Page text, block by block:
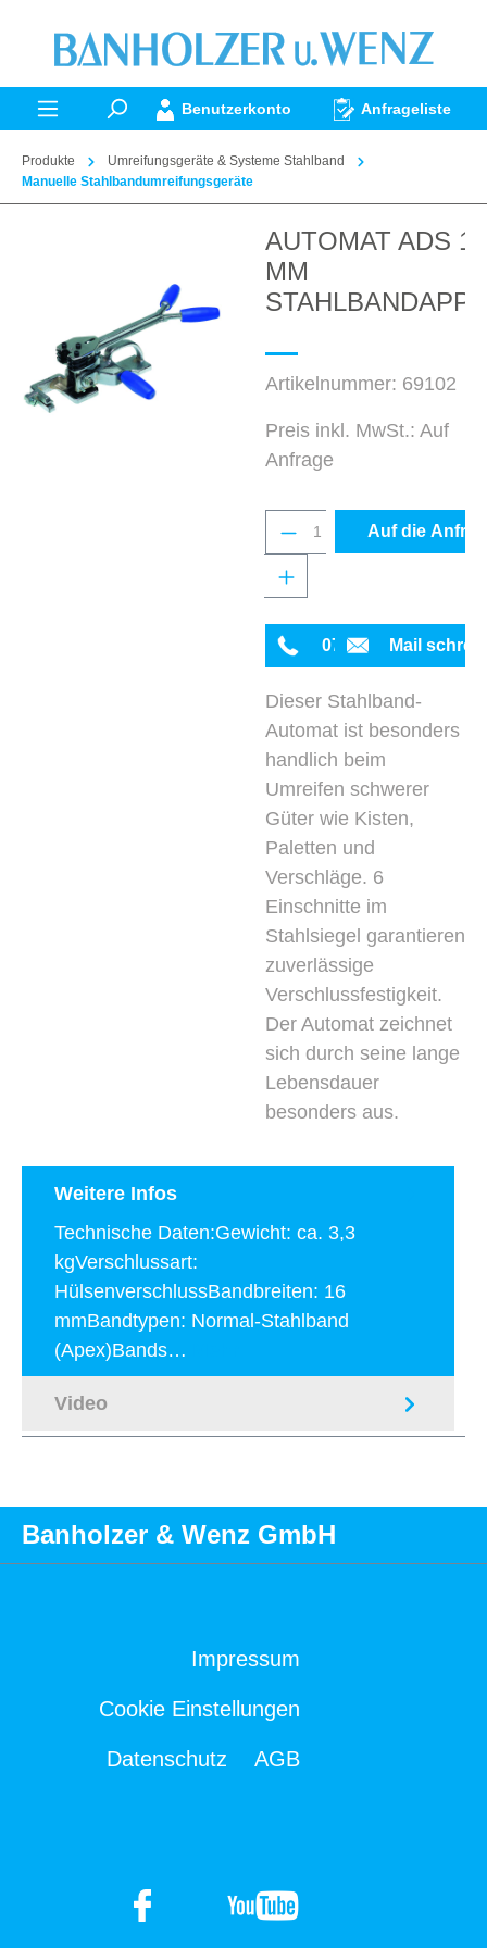
springen
Benutzerkonto Anfrageliste
Produkte
Umreifungsgeräte & Systeme Stahlband
Manuelle Stahlbandumreifungsgeräte
AUTOMAT ADS 16
MM
Artikelnummer: 69102
Preis inkl. MwSt.: Auf
Anfrage
Produkt Anzahl:
Auf die
0711 342934-0
Mail
Dieser Stahlband-
Automat ist besonders
handlich beim
Umreifen schwerer
Güter wie Kisten,
Paletten und
Verschläge. 6
Einschnitte im
Stahlsiegel garantieren
zuverlässige
Verschlussfestigkeit.
Der Automat zeichnet
sich durch seine lange
Lebensdauer
besonders aus.
Weitere Infos
Technische Daten:Gewicht: ca. 3,3
kgVerschlussart:
HülsenverschlussBandbreiten: 16
mmBandtypen: Normal-Stahlband
(Apex)Bands…
Video
Banholzer & Wenz GmbH
Impressum
Cookie Einstellungen
Datenschutz AGB